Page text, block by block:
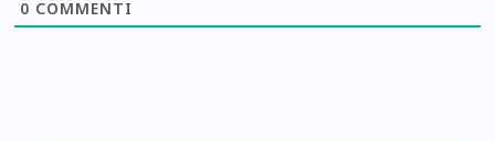
0 COMMENTI